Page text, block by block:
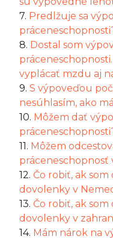
7. Predlžuje sa
8. Dostal som
vyplácať mzdu aj
9. S výpoveďou
nesúhlasím, ako
10. Môžem dať
11. Môžem
práceneschopnosť
12. Čo robiť, ak
dovolenky v
13. Čo robiť, ak
dovolenky v
14. Mám nárok na